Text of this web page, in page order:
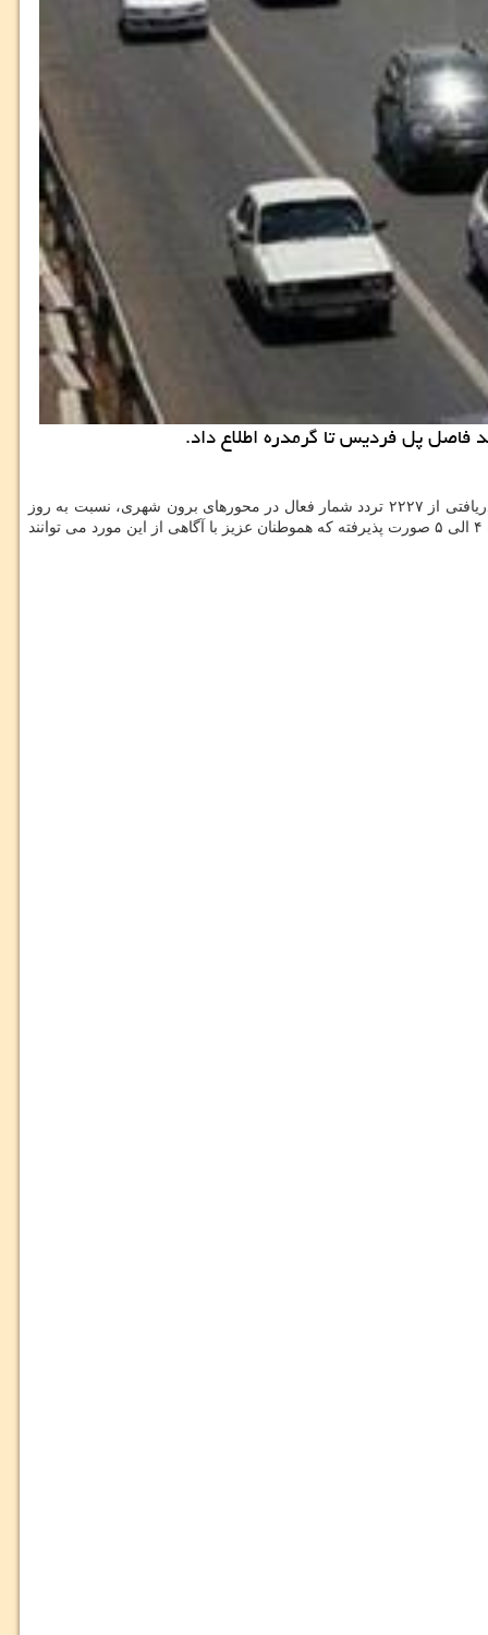
فاصل پل فردیس تا گرمدره اطلاع داد.
به گزارش مرکز املاک به نقل از مهر، مرکز مدیریت اطلاعات راه ها و حمل و نقل جاده ای کشور اعلام نمود: طی شبانه روز گذشته، آخرین اطلاعات دریافتی از ۲۲۲۷ تردد شمار فعال در محورهای برون شهری، نسبت به روز
قبل ۶ درصد افزایش تردد را نشان داده است. همینطور سهم وسایل نقلیه سنگین ۱۰.۹ درصد، اوج تردد بین ساعات ۱۹ الی ۲۰ و کمترین تردد بین ساعات ۴ الی ۵ صورت پذیرفته که هموطنان عزیز با آگاهی از این مورد می توانند